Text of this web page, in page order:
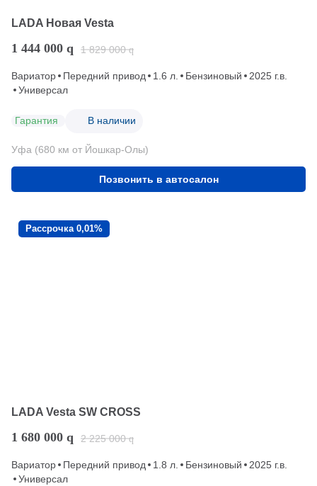
LADA Новая Vesta
1 444 000 q 1 829 000 q
Вариатор Передний привод 1.6 л. Бензиновый
2025 г.в.
Универсал
Гарантия В наличии
Уфа (680 км от Йошкар-Олы)
Позвонить в автосалон
Рассрочка 0,01%
LADA Vesta SW CROSS
1 680 000 q 2 225 000 q
Вариатор Передний привод 1.8 л. Бензиновый
2025 г.в.
Универсал